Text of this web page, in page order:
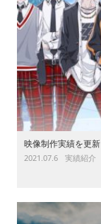
映像制作実績を更新
2021.07.6 実績紹介